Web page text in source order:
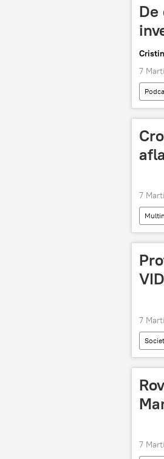
De
7
7
7
7